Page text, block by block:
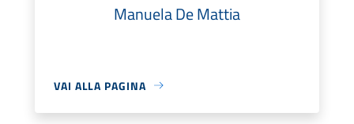
Manuela De Mattia
VAI ALLA PAGINA